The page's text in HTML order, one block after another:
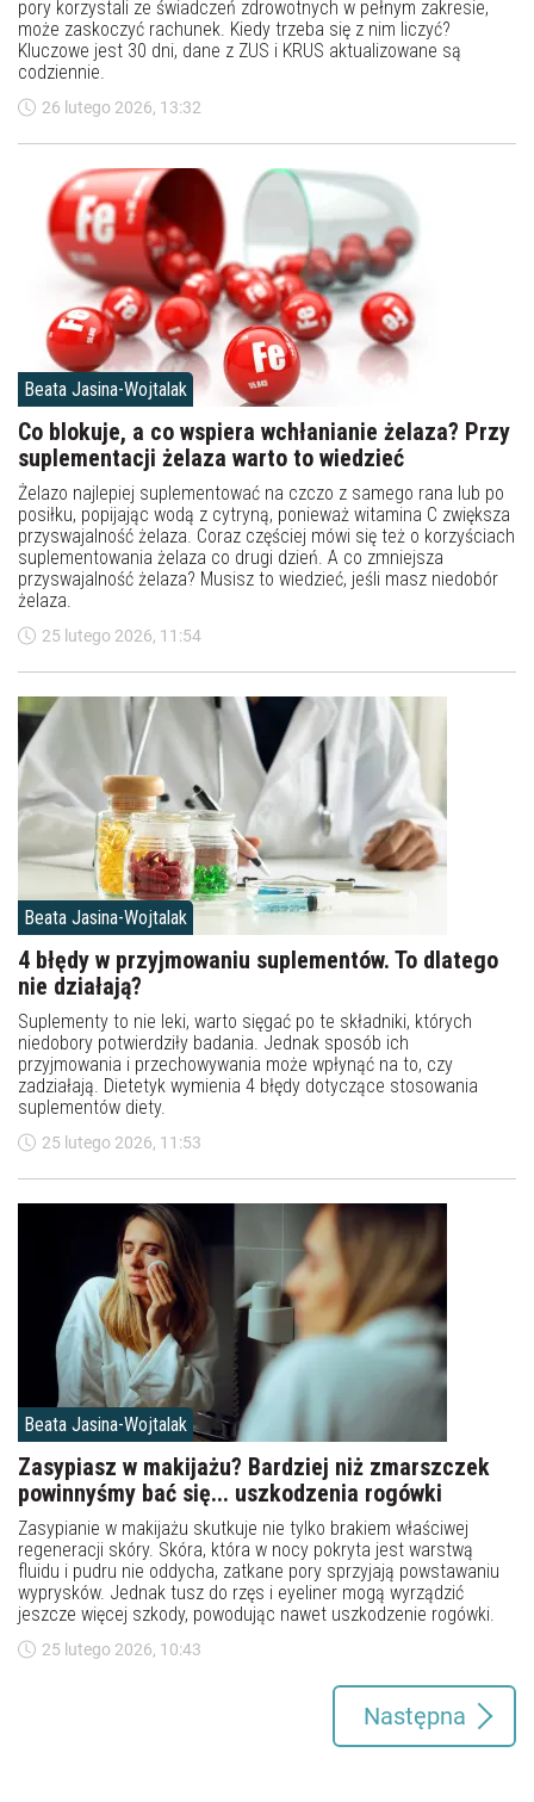
pory korzystali ze świadczeń zdrowotnych w pełnym zakresie,
może zaskoczyć rachunek. Kiedy trzeba się z nim liczyć?
Kluczowe jest 30 dni, dane z ZUS i KRUS aktualizowane są
codziennie.
26 lutego 2026, 13:32
Beata Jasina-Wojtalak
Co blokuje, a co wspiera wchłanianie żelaza? Przy
suplementacji żelaza warto to wiedzieć
Żelazo najlepiej suplementować na czczo z samego rana lub po
posiłku, popijając wodą z cytryną, ponieważ witamina C zwiększa
przyswajalność żelaza. Coraz częściej mówi się też o korzyściach
suplementowania żelaza co drugi dzień. A co zmniejsza
przyswajalność żelaza? Musisz to wiedzieć, jeśli masz niedobór
żelaza.
25 lutego 2026, 11:54
Beata Jasina-Wojtalak
4 błędy w przyjmowaniu suplementów. To dlatego
nie działają?
Suplementy to nie leki, warto sięgać po te składniki, których
niedobory potwierdziły badania. Jednak sposób ich
przyjmowania i przechowywania może wpłynąć na to, czy
zadziałają. Dietetyk wymienia 4 błędy dotyczące stosowania
suplementów diety.
25 lutego 2026, 11:53
Beata Jasina-Wojtalak
Zasypiasz w makijażu? Bardziej niż zmarszczek
powinnyśmy bać się... uszkodzenia rogówki
Zasypianie w makijażu skutkuje nie tylko brakiem właściwej
regeneracji skóry. Skóra, która w nocy pokryta jest warstwą
fluidu i pudru nie oddycha, zatkane pory sprzyjają powstawaniu
wyprysków. Jednak tusz do rzęs i eyeliner mogą wyrządzić
jeszcze więcej szkody, powodując nawet uszkodzenie rogówki.
25 lutego 2026, 10:43
Następna